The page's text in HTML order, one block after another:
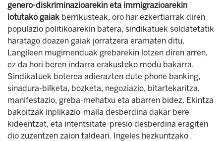
genero-diskriminazioarekin eta immigrazioarekin
lotutako gaiak berrikusteak, oro har ezkertiarrak diren
populazio politikoarekin batera, sindikatuek soldatetatik
haratago doazen gaiak jorratzera eramaten ditu.
Langileen mugimenduak grebarekin lotzen diren arren,
ez da hori beren indarra erakusteko modu bakarra.
Sindikatuek boterea adierazten dute phone banking,
sinadura-bilketa, bozketa, negoziazio, bitartekaritza,
manifestazio, greba-mehatxu eta abarren bidez. Ekintza
bakoitzak inplikazio-maila desberdina dakar bere
kideentzat, eta intentsitate-presio desberdina eragiten
dio zuzentzen zaion taldeari. Ingeles hezkuntzako